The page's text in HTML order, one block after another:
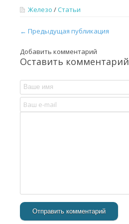
Железо /Статьи
← Предыдущая публикация
Добавить комментарий
Оставить комментарий
Отправить комментарий